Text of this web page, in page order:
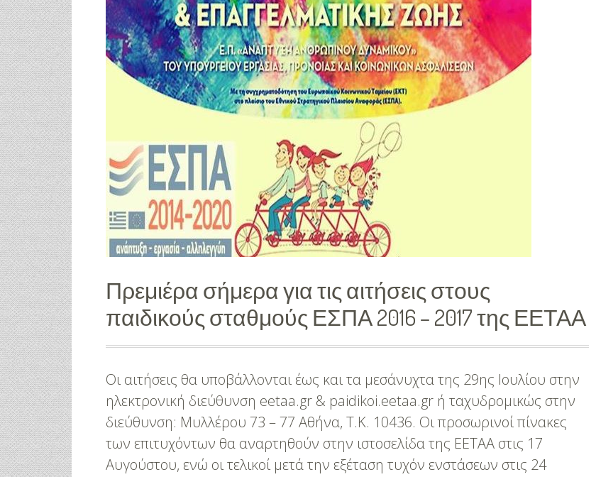
τους
παιδικούς
σταθμούς
ΕΣΠΑ
2016
Πρεμιέρα σήμερα για τις αιτήσεις στους
παιδικούς σταθμούς ΕΣΠΑ 2016 – 2017 της ΕΕΤΑΑ
Οι αιτήσεις θα υποβάλλονται έως και τα μεσάνυχτα της 29ης Ιουλίου στην
ηλεκτρονική διεύθυνση eetaa.gr & paidikoi.eetaa.gr ή ταχυδρομικώς στην
διεύθυνση: Μυλλέρου 73 – 77 Αθήνα, Τ.Κ. 10436. Οι προσωρινοί πίνακες
των επιτυχόντων θα αναρτηθούν στην ιστοσελίδα της ΕΕΤΑΑ στις 17
Αυγούστου, ενώ οι τελικοί μετά την εξέταση τυχόν ενστάσεων στις 24